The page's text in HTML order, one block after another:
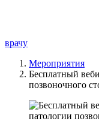
врачу
Мероприятия
Бесплатный
позвоночного